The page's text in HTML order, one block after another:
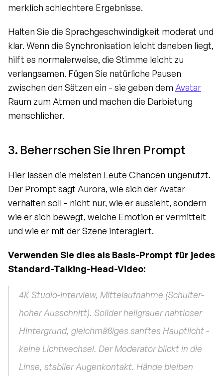
merklich schlechtere Ergebnisse.
Halten Sie die Sprachgeschwindigkeit moderat und
klar. Wenn die Synchronisation leicht daneben liegt,
hilft es normalerweise, die Stimme leicht zu
verlangsamen. Fügen Sie natürliche Pausen
zwischen den Sätzen ein - sie geben dem Avatar
Raum zum Atmen und machen die Darbietung
menschlicher.
3. Beherrschen Sie Ihren Prompt
Hier lassen die meisten Leute Chancen ungenutzt.
Der Prompt sagt Aurora, wie sich der Avatar
verhalten soll - nicht nur, wie er aussieht, sondern
wie er sich bewegt, welche Emotion er vermittelt
und wie er mit der Szene interagiert.
Verwenden Sie dies als Basis-Prompt für jedes
Standard-Talking-Head-Video:
4K Studio-Interview, Mittelaufnahme (Schulter-
hoher Ausschnitt). Solider hellgrauer nahtloser
Hintergrund, gleichmäßiges sanftes Hauptlicht -
keine Lichtwechsel. Der Moderator blickt in die
Linse, stabiler Augenkontakt. Hände bleiben